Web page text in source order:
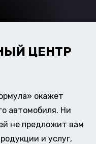
ЦЕНТР
окажет
автомобиля. Ни
не предложит вам
и услуг,